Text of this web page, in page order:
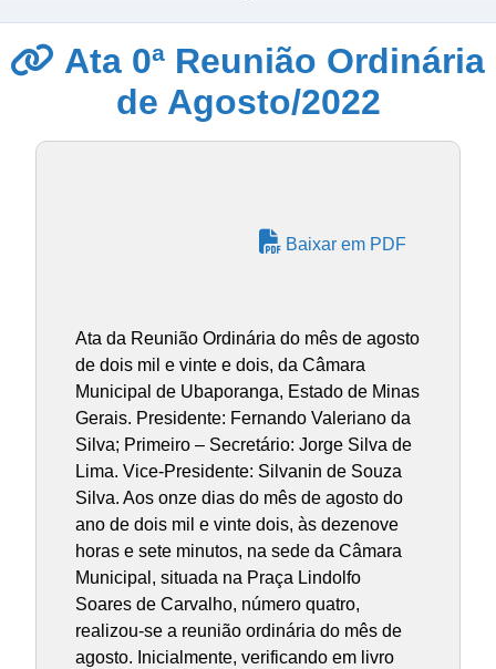
Ata 0ª Reunião Ordinária
de Agosto/2022
Baixar em PDF
Ata da Reunião Ordinária do mês de agosto
de dois mil e vinte e dois, da Câmara
Municipal de Ubaporanga, Estado de Minas
Gerais. Presidente: Fernando Valeriano da
Silva; Primeiro – Secretário: Jorge Silva de
Lima. Vice-Presidente: Silvanin de Souza
Silva. Aos onze dias do mês de agosto do
ano de dois mil e vinte dois, às dezenove
horas e sete minutos, na sede da Câmara
Municipal, situada na Praça Lindolfo
Soares de Carvalho, número quatro,
realizou-se a reunião ordinária do mês de
agosto. Inicialmente, verificando em livro